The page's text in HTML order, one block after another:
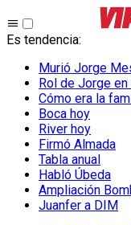
Es tendencia:
Murió Jorge
Rol de Jorge
Cómo era la
Boca hoy
River hoy
Firmó Almada
Tabla anual
Habló Úbeda
Ampliación
Juanfer a DIM